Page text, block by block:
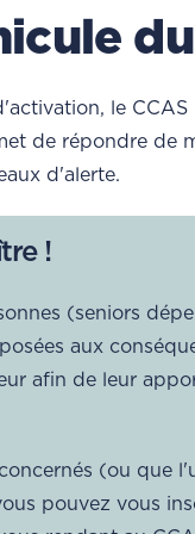
le CCAS
de répondre de
d'alerte.
!
(seniors
aux
afin de leur
(ou que
pouvez vous